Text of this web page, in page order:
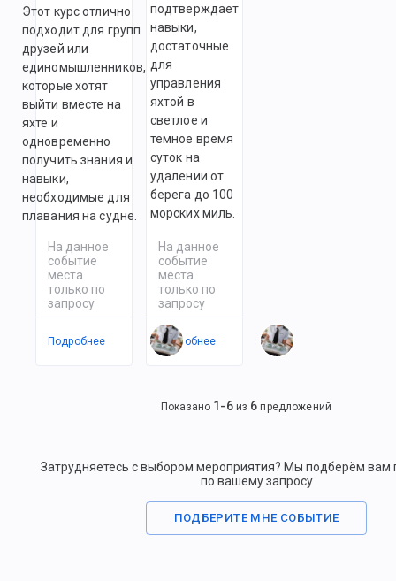
Этот курс отлично
подходит для групп
друзей или
единомышленников,
которые хотят
выйти вместе на
яхте и
одновременно
получить знания и
навыки,
необходимые для
плавания на судне.
На данное
событие
места
только по
запросу
Подробнее
подтверждает
навыки,
достаточные
для
управления
яхтой в
светлое и
темное время
суток на
удалении от
берега до 100
морских миль.
На данное
событие
места
только по
запросу
Подробнее
Показано 1 -6из 6 предложений
Затрудняетесь с выбором мероприятия? Мы подберём вам
по вашему запросу
ПОДБЕРИТЕ МНЕ СОБЫТИЕ